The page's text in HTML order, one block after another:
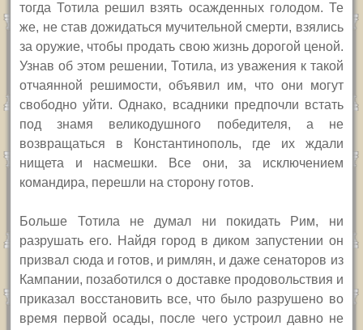
тогда Тотила решил взять осажденных голодом. Те
же, не став дожидаться мучительной смерти, взялись
за оружие, чтобы продать свою жизнь дорогой ценой.
Узнав об этом решении, Тотила, из уважения к такой
отчаянной решимости, объявил им, что они могут
свободно уйти. Однако, всадники предпочли встать
под знамя великодушного победителя, а не
возвращаться в Константинополь, где их ждали
нищета и насмешки. Все они, за исключением
командира, перешли на сторону готов.
Больше Тотила не думал ни покидать Рим, ни
разрушать его. Найдя город в диком запустении он
призвал сюда и готов, и римлян, и даже сенаторов из
Кампании, позаботился о доставке продовольствия и
приказал восстановить все, что было разрушено во
время первой осады, после чего устроил давно не